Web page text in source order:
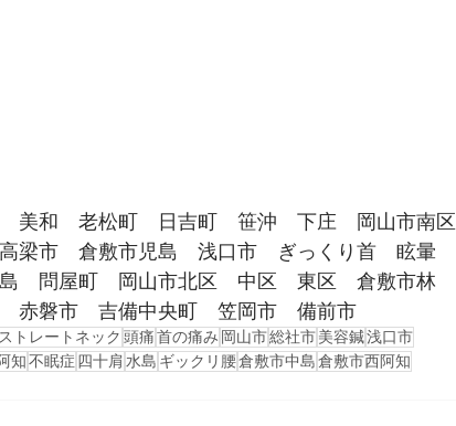
美和　老松町　日吉町　笹沖　下庄　岡山市南区
梁市　倉敷市児島　浅口市　ぎっくり首　眩暈
　問屋町　岡山市北区　中区　東区　倉敷市林
赤磐市　吉備中央町　笠岡市　備前市
ストレートネック 頭痛首の痛み 岡山市総社市美容鍼浅口市
知不眠症 四十肩 水島 ギックリ腰倉敷市中島倉敷市西阿知